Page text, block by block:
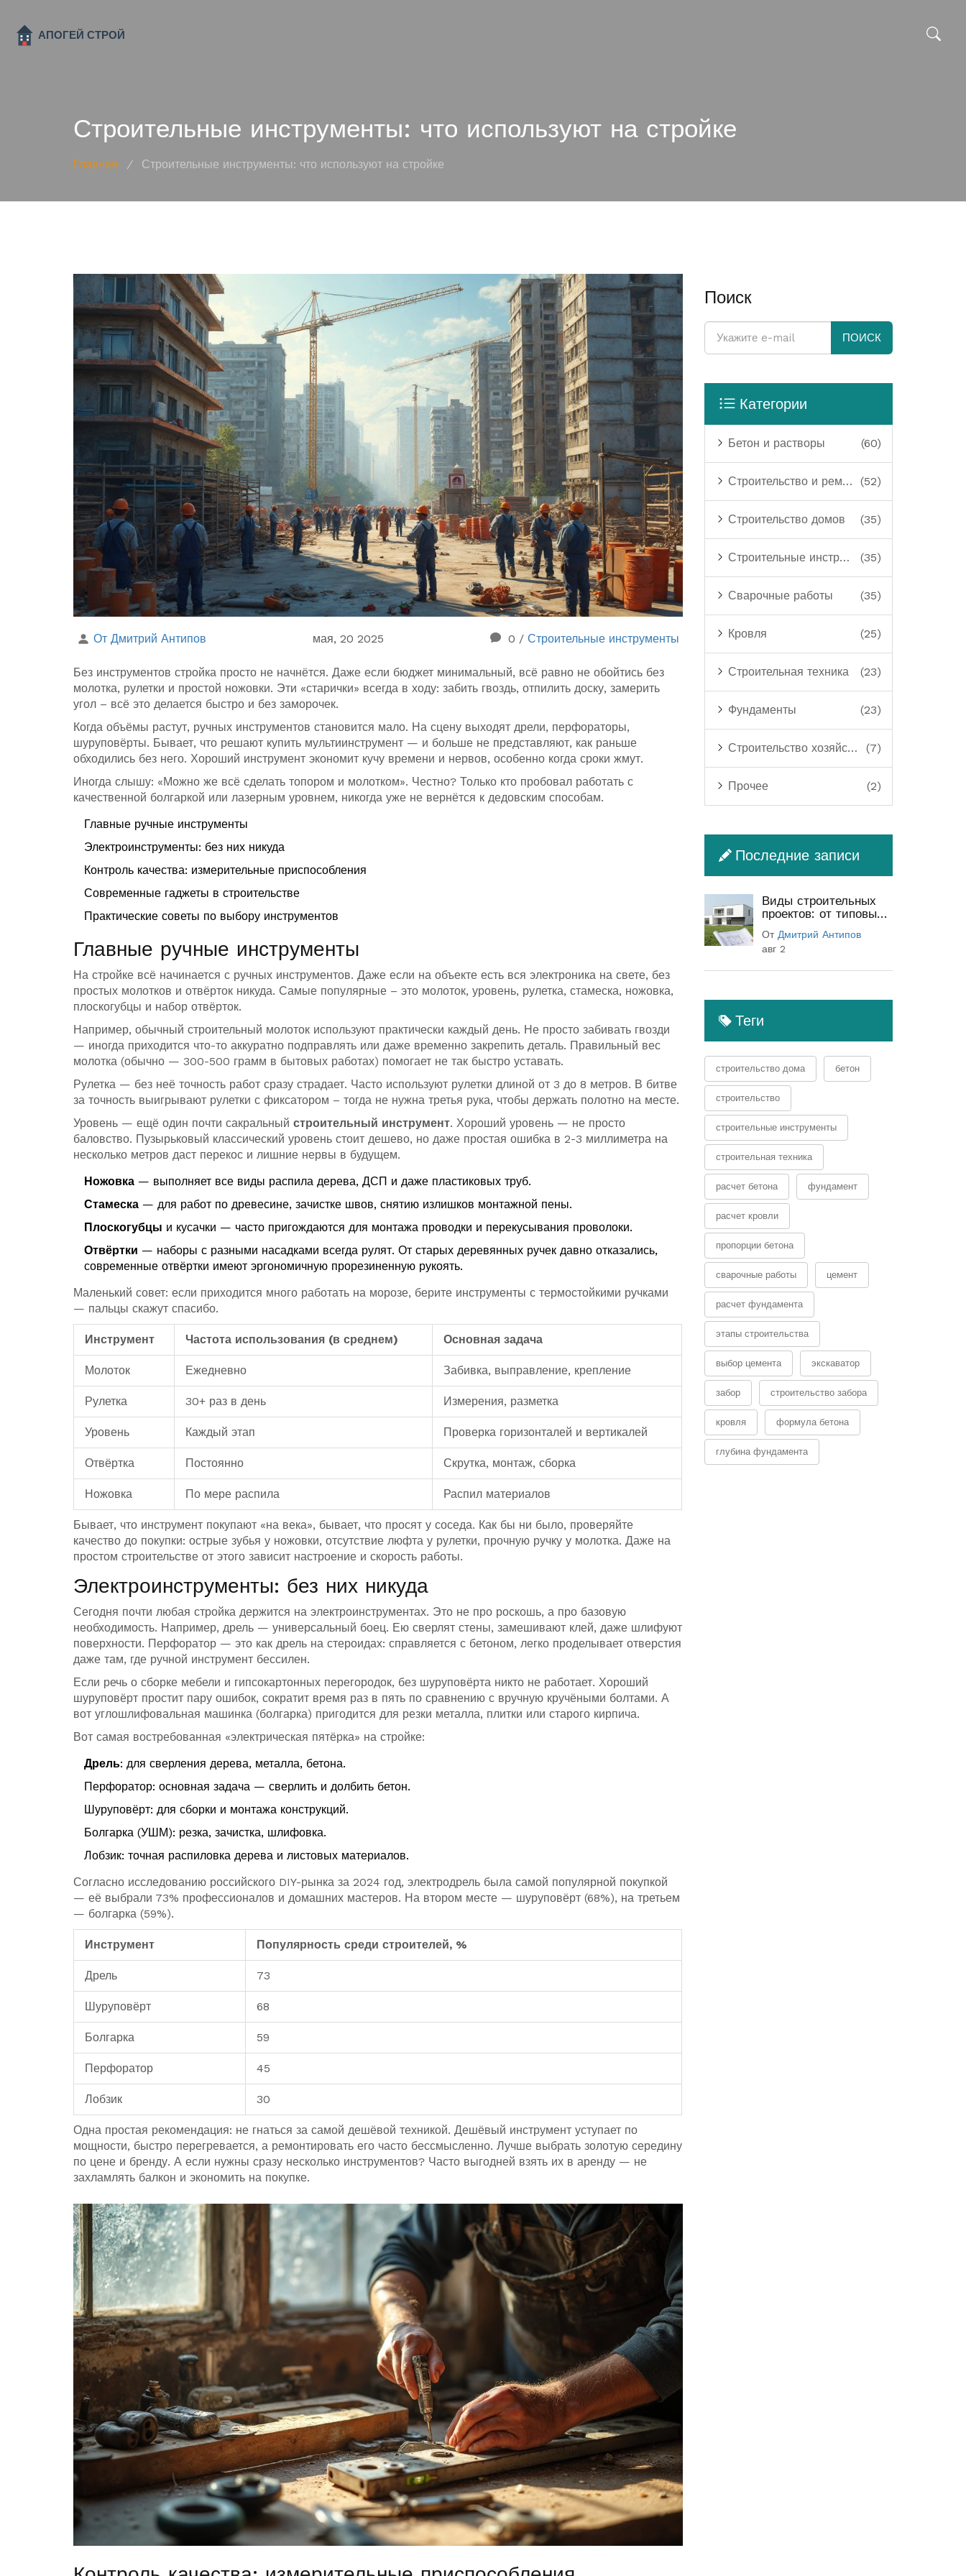
Строительные инструменты: что используют на стройке
Главная / Строительные инструменты: что используют на стройке
От Дмитрий Антипов мая, 20 2025 0 / Строительные инструменты
Без инструментов стройка просто не начнётся. Даже если бюджет минимальный, всё равно не обойтись без
молотка, рулетки и простой ножовки. Эти «старички» всегда в ходу: забить гвоздь, отпилить доску, замерить
угол – всё это делается быстро и без заморочек.
Когда объёмы растут, ручных инструментов становится мало. На сцену выходят дрели, перфораторы,
шуруповёрты. Бывает, что решают купить мультиинструмент — и больше не представляют, как раньше
обходились без него. Хороший инструмент экономит кучу времени и нервов, особенно когда сроки жмут.
Иногда слышу: «Можно же всё сделать топором и молотком». Честно? Только кто пробовал работать с
качественной болгаркой или лазерным уровнем, никогда уже не вернётся к дедовским способам.
Главные ручные инструменты
Электроинструменты: без них никуда
Контроль качества: измерительные приспособления
Современные гаджеты в строительстве
Практические советы по выбору инструментов
Главные ручные инструменты
На стройке всё начинается с ручных инструментов. Даже если на объекте есть вся электроника на свете, без
простых молотков и отвёрток никуда. Самые популярные – это молоток, уровень, рулетка, стамеска, ножовка,
плоскогубцы и набор отвёрток.
Например, обычный строительный молоток используют практически каждый день. Не просто забивать гвозди
— иногда приходится что-то аккуратно подправлять или даже временно закрепить деталь. Правильный вес
молотка (обычно — 300-500 грамм в бытовых работах) помогает не так быстро уставать.
Рулетка — без неё точность работ сразу страдает. Часто используют рулетки длиной от 3 до 8 метров. В битве
за точность выигрывают рулетки с фиксатором – тогда не нужна третья рука, чтобы держать полотно на месте.
Уровень — ещё один почти сакральный строительный инструмент. Хороший уровень — не просто
баловство. Пузырьковый классический уровень стоит дешево, но даже простая ошибка в 2-3 миллиметра на
несколько метров даст перекос и лишние нервы в будущем.
Ножовка — выполняет все виды распила дерева, ДСП и даже пластиковых труб.
Стамеска — для работ по древесине, зачистке швов, снятию излишков монтажной пены.
Плоскогубцы и кусачки — часто пригождаются для монтажа проводки и перекусывания проволоки.
Отвёртки — наборы с разными насадками всегда рулят. От старых деревянных ручек давно отказались,
современные отвёртки имеют эргономичную прорезиненную рукоять.
Маленький совет: если приходится много работать на морозе, берите инструменты с термостойкими ручками
— пальцы скажут спасибо.
Инструмент Частота использования (в среднем) Основная задача
Молоток Ежедневно Забивка, выправление, крепление
Рулетка 30+ раз в день Измерения, разметка
Уровень Каждый этап Проверка горизонталей и вертикалей
Отвёртка Постоянно Скрутка, монтаж, сборка
Ножовка По мере распила Распил материалов
Бывает, что инструмент покупают «на века», бывает, что просят у соседа. Как бы ни было, проверяйте
качество до покупки: острые зубья у ножовки, отсутствие люфта у рулетки, прочную ручку у молотка. Даже на
простом строительстве от этого зависит настроение и скорость работы.
Электроинструменты: без них никуда
Сегодня почти любая стройка держится на электроинструментах. Это не про роскошь, а про базовую
необходимость. Например, дрель — универсальный боец. Ею сверлят стены, замешивают клей, даже шлифуют
поверхности. Перфоратор — это как дрель на стероидах: справляется с бетоном, легко проделывает отверстия
даже там, где ручной инструмент бессилен.
Если речь о сборке мебели и гипсокартонных перегородок, без шуруповёрта никто не работает. Хороший
шуруповёрт простит пару ошибок, сократит время раз в пять по сравнению с вручную кручёными болтами. А
вот углошлифовальная машинка (болгарка) пригодится для резки металла, плитки или старого кирпича.
Вот самая востребованная «электрическая пятёрка» на стройке:
Дрель: для сверления дерева, металла, бетона.
Перфоратор: основная задача — сверлить и долбить бетон.
Шуруповёрт: для сборки и монтажа конструкций.
Болгарка (УШМ): резка, зачистка, шлифовка.
Лобзик: точная распиловка дерева и листовых материалов.
Согласно исследованию российского DIY-рынка за 2024 год, электродрель была самой популярной покупкой
— её выбрали 73% профессионалов и домашних мастеров. На втором месте — шуруповёрт (68%), на третьем
— болгарка (59%).
Инструмент Популярность среди строителей, %
Дрель 73
Шуруповёрт 68
Болгарка 59
Перфоратор 45
Лобзик 30
Одна простая рекомендация: не гнаться за самой дешёвой техникой. Дешёвый инструмент уступает по
мощности, быстро перегревается, а ремонтировать его часто бессмысленно. Лучше выбрать золотую середину
по цене и бренду. А если нужны сразу несколько инструментов? Часто выгодней взять их в аренду — не
захламлять балкон и экономить на покупке.
Поиск
ПОИСК
Категории
Бетон и растворы (60)
Строительство и ремонт (52)
Строительство домов (35)
Строительные инструменты (35)
Сварочные работы (35)
Кровля (25)
Строительная техника (23)
Фундаменты (23)
Строительство хозяйственных построек (7)
Прочее (2)
Последние записи
Виды строительных
проектов: от типовых
(полный гид)
От Дмитрий Антипов
авг 2
Теги
строительство дома бетон
строительство
строительные инструменты
строительная техника
расчет бетона фундамент
расчет кровли
пропорции бетона
сварочные работы цемент
расчет фундамента
этапы строительства
выбор цемента экскаватор
забор строительство забора
кровля формула бетона
глубина фундамента